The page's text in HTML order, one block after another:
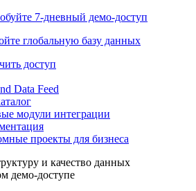
7-дневный демо-доступ
глобальную базу данных
доступ
Data Feed
модули интеграции
проекты для бизнеса
и качество данных
демо-доступе